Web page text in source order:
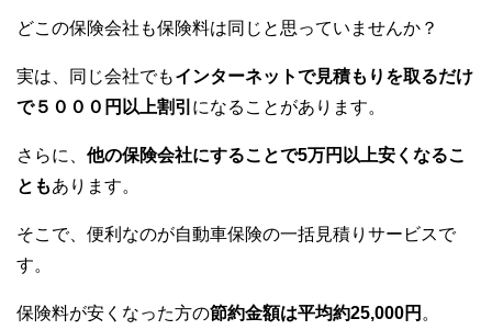
どこの保険会社も保険料は同じと思っていませんか？
実は、同じ会社でもインターネットで見積もりを取るだけ
で５０００円以上割引 になることがあります。
さらに、 他の保険会社にすることで5万円以上安くなるこ
ともあります。
そこで、便利なのが自動車保険の一括見積りサービスで
す。
保険料が安くなった方の節約金額は平均約25,000円 。